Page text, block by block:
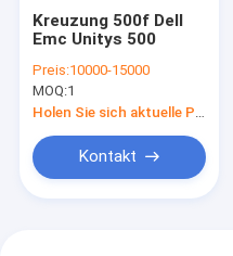
Kreuzung 500f Dell
Emc Unitys 500
Preis:10000-15000
MOQ:1
Kontakt